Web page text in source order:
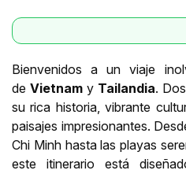
Bienvenidos a un viaje
de Vietnamy Tailandia.
su rica historia, vibrante
paisajes impresionantes.
Chi Minh hasta las playas
este itinerario está